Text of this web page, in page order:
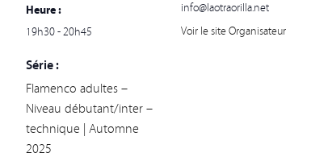
Heure :
19h30 - 20h45
Série :
Flamenco adultes –
Niveau débutant/inter –
technique | Automne
2025
info@laotraorilla.net
Voir le site Organisateur